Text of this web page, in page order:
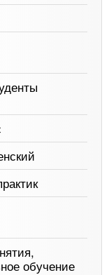
обучение